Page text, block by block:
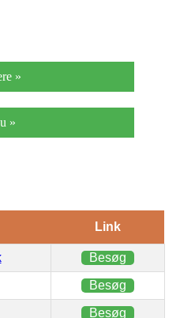
»
»
Link
Besøg
Besøg
Besøg